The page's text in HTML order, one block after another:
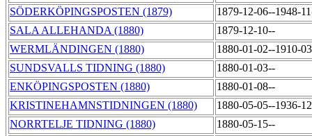
SÖDERKÖPINGSPOSTEN (1879)
1879-12-06--1948-
SALA ALLEHANDA (1880)
1879-12-10--
WERMLÄNDINGEN (1880)
1880-01-02--1910-
SUNDSVALLS TIDNING (1880)
1880-01-03--
ENKÖPINGSPOSTEN (1880)
1880-01-08--
KRISTINEHAMNSTIDNINGEN (1880)
1880-05-05--1936-
NORRTELJE TIDNING (1880)
1880-05-15--